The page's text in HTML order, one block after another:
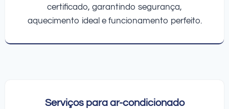
certificado, garantindo segurança,
aquecimento ideal e funcionamento perfeito.
Serviços para ar-condicionado